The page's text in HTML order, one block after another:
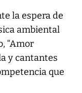
la espera de
ambiental
“Amor
y cantantes
que